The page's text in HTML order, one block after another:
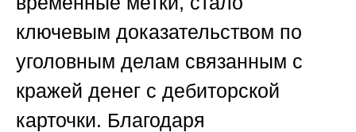
ключевым доказательством по
уголовным делам связанным с
кражей денег с дебиторской
карточки. Благодаря